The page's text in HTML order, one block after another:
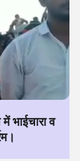
भाईचारा व